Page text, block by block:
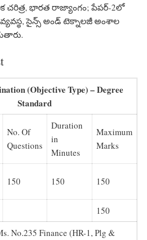
చరిత్ర, భారత రాజ్యాంగం; పేపర్-2లో
సైన్స్‌ అండ్‌ టెక్నాలజీ అంశాల
(Objective Type) – Degree
Standard
No. Of
Questions
Duration
in
Minutes
Maximum
Marks
150 150 150
150
No.235 Finance (HR-1, Plg &